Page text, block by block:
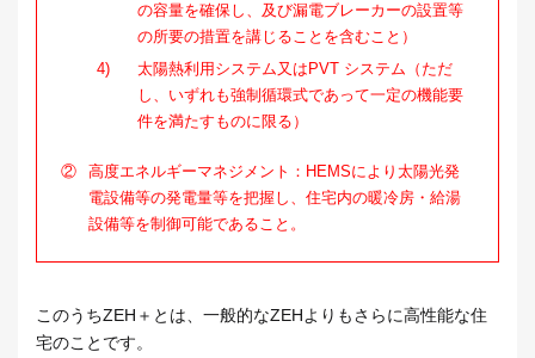
の容量を確保し、及び漏電ブレーカーの設置等
の所要の措置を講じることを含むこと）
4)
太陽熱利用システム又はPVT システム（ただ
し、いずれも強制循環式であって一定の機能要
件を満たすものに限る）
②
高度エネルギーマネジメント：HEMSにより太陽光発
電設備等の発電量等を把握し、住宅内の暖冷房・給湯
設備等を制御可能であること。
このうちZEH＋とは、一般的なZEHよりもさらに高性能な住
宅のことです。